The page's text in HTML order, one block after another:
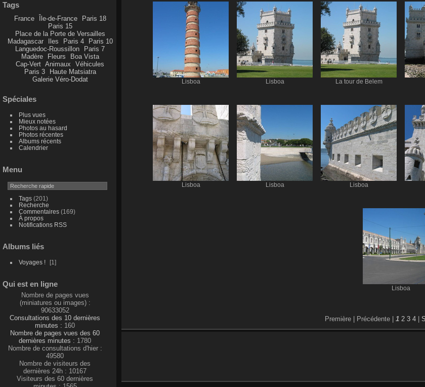
Tags
France Île-de-France
Paris 18
Paris 15
Place de la Porte de Versailles
Madagascar
Iles Paris 4
Paris 10
Languedoc-Roussillon
Paris 7
Madère
Fleurs
Boa Vista
Cap-Vert Animaux
Véhicules
Paris 3
Haute Matsiatra
Galerie Véro-Dodat
Spéciales
Plus vues
Mieux notées
Photos au hasard
Photos récentes
Albums récents
Calendrier
Menu
Tags(201)
Recherche
Commentaires(169)
À propos
Notifications RSS
Albums liés
Voyages ! 1
Qui est en ligne
Nombre de pages vues
(miniatures ou images) :
90633052
Consultations des 10 dernières
minutes : 160
Nombre de pages vues des 60
dernières minutes : 1780
Nombre de consultations d'hier :
49580
Nombre de visiteurs des
dernières 24h : 10167
Visiteurs des 60 dernières
Lisboa Lisboa La tour de Belem
Lisboa Lisboa Lisboa
Lisboa
Première | Précédente | 1 2 3 4